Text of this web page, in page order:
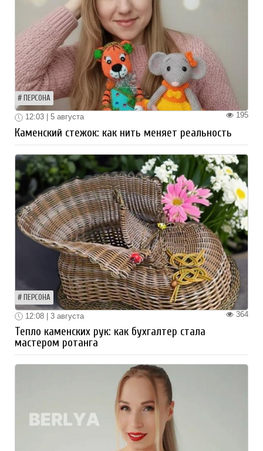
ПЕРСОНА
195
12:03 | 5 августа
Каменский стежок: как нить меняет реальность
ПЕРСОНА
364
12:08 | 3 августа
Тепло каменских рук: как бухгалтер стала
мастером ротанга